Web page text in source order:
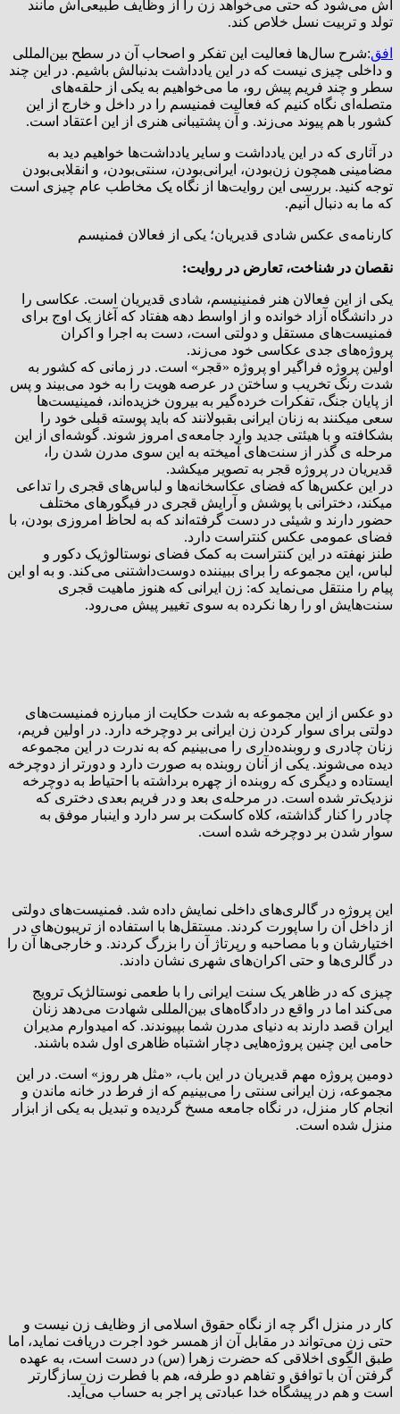
آش می‌شود که حتی می‌خواهد زن را از وظایف طبیعی‌اش مانند
تولد و تربیت نسل خلاص کند.
افق:شرح سال‌ها فعالیت این تفکر و اصحاب آن در سطح بین‌المللی
و داخلی چیزی نیست که در این یادداشت بدنبالش باشیم. در این چند
سطر و چند فریم پیش رو، ما می‌خواهیم به یکی از حلقه‌های
متصله‌ای نگاه کنیم که فعالیت فمنیسم را در داخل و خارج از این
کشور با هم پیوند می‌زند. و آن پشتیبانی هنری از این اعتقاد است.
در آثاری که در این یادداشت و سایر یادداشت‌ها خواهیم دید به
مضامینی همچون زن‌بودن، ایرانی‌بودن، سنتی‌بودن، و انقلابی‌بودن
توجه کنید. بررسی این روایت‌ها از نگاه یک مخاطب عام چیزی است
که ما به دنبال آنیم.
کارنامه‌ی عکس شادی قدیریان؛ یکی از فعالان فمنیسم
نقصان در شناخت، تعارض در روایت:
یکی از این فعالان هنر فمنینیسم، شادی قدیریان است. عکاسی را
در دانشگاه آزاد خوانده و از اواسط دهه هفتاد که آغاز یک اوج برای
فمنیست‌های مستقل و دولتی است، دست به اجرا و اکران
پروژه‌های جدی عکاسی خود می‌زند.
اولین پروژه فراگیر او پروژه «قجر» است. در زمانی که کشور به
شدت رنگ تخریب و ساختن در عرصه هویت را به خود می‌بیند و پس
از پایان جنگ، تفکرات خرده‌گیر به بیرون خزیده‌اند، فمینیست‌ها
سعی میکنند به زنان ایرانی بقبولانند که باید پوسته قبلی خود را
بشکافته و با هیئتی جدید وارد جامعه‌ی امروز شوند. گوشه‌ای از این
مرحله ی گذر از سنت‌های آمیخته به این سوی مدرن شدن را،
قدیریان در پروژه قجر به تصویر میکشد.
در این عکس‌ها که فضای عکاسخانه‌ها و لباس‌های قجری را تداعی
میکند، دخترانی با پوشش و آرایش قجری در فیگورهای مختلف
حضور دارند و شیئی در دست گرفته‌اند که به لحاظ امروزی بودن، با
فضای عمومی عکس کنتراست دارد.
طنز نهفته در این کنتراست به کمک فضای نوستالوژیک دکور و
لباس، این مجموعه را برای ببیننده دوست‌داشتنی می‌کند. و به او این
پیام را منتقل می‌نماید که: زن ایرانی که هنوز ماهیت قجری
سنت‌هایش او را رها نکرده به سوی تغییر پیش می‌رود.
دو عکس از این مجموعه به شدت حکایت از مبارزه فمنیست‌های
دولتی برای سوار کردن زن ایرانی بر دوچرخه دارد. در اولین فریم،
زنان چادری و روبنده‌داری را می‌بینیم که به ندرت در این مجموعه
دیده می‌شوند. یکی از آنان روبنده به صورت دارد و دورتر از دوچرخه
ایستاده و دیگری که روبنده از چهره برداشته با احتیاط به دوچرخه
نزدیک‌تر شده است. در مرحله‌ی بعد و در فریم بعدی دختری که
چادر را کنار گذاشته، کلاه کاسکت بر سر دارد و اینبار موفق به
سوار شدن بر دوچرخه شده است.
این پروژه در گالری‌های داخلی نمایش داده شد. فمنیست‌های دولتی
از داخل آن را ساپورت کردند. مستقل‌ها با استفاده از تریبون‌های در
اختیارشان و با مصاحبه و رپرتاژ آن را بزرگ کردند. و خارجی‌ها آن را
در گالری‌ها و حتی اکران‌های شهری نشان دادند.
چیزی که در ظاهر یک سنت ایرانی را با طعمی نوستالژیک ترویج
می‌کند اما در واقع در دادگاه‌های بین‌المللی شهادت می‌دهد زنان
ایران قصد دارند به دنیای مدرن شما بپیوندند. که امیدوارم مدیران
حامی این چنین پروژه‌هایی دچار اشتباه ظاهری اول شده باشند.
دومین پروژه مهم قدیریان در این باب، «مثل هر روز» است. در این
مجموعه، زن ایرانی سنتی را می‌بینیم که از فرط در خانه ماندن و
انجام کار منزل، در نگاه جامعه مسخ گردیده و تبدیل به یکی از ابزار
منزل شده است.
کار در منزل اگر چه از نگاه حقوق اسلامی از وظایف زن نیست و
حتی زن می‌تواند در مقابل آن از همسر خود اجرت دریافت نماید، اما
طبق الگوی اخلاقی که حضرت زهرا (س) در دست است، به عهده
گرفتن آن با توافق و تفاهم دو طرفه، هم با فطرت زن سازگارتر
است و هم در پیشگاه خدا عبادتی پر اجر به حساب می‌آید.